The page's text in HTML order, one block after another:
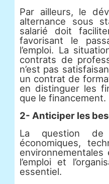
Par ailleurs, le
alternance sous
salarié doit
favorisant le
l’emploi. La
contrats de
n’est pas
un contrat de
en distinguer les
que le financement.
2- Anticiper les
La question de
économiques,
l’emploi et
essentiel.